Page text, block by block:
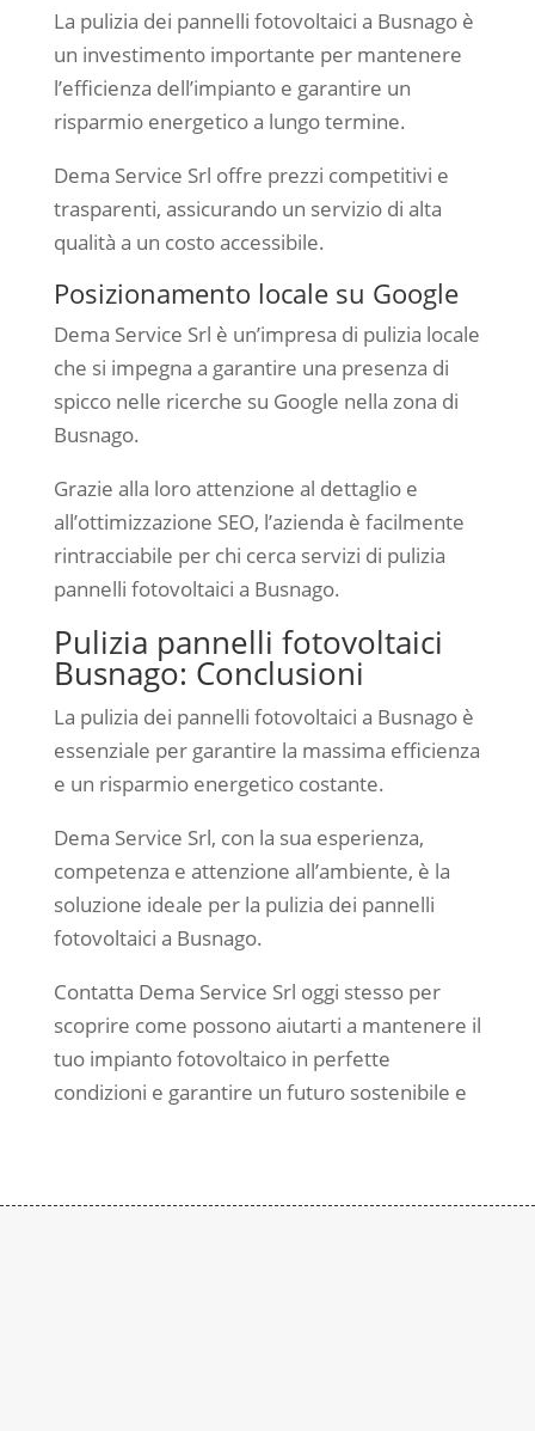
La pulizia dei pannelli fotovoltaici a Busnago è
un investimento importante per mantenere
l’efficienza dell’impianto e garantire un
risparmio energetico a lungo termine.
Dema Service Srl offre prezzi competitivi e
trasparenti, assicurando un servizio di alta
qualità a un costo accessibile.
Posizionamento locale su Google
Dema Service Srl è un’impresa di pulizia locale
che si impegna a garantire una presenza di
spicco nelle ricerche su Google nella zona di
Busnago.
Grazie alla loro attenzione al dettaglio e
all’ottimizzazione SEO, l’azienda è facilmente
rintracciabile per chi cerca servizi di pulizia
pannelli fotovoltaici a Busnago.
Pulizia pannelli fotovoltaici
Busnago: Conclusioni
La pulizia dei pannelli fotovoltaici a Busnago è
essenziale per garantire la massima efficienza
e un risparmio energetico costante.
Dema Service Srl, con la sua esperienza,
competenza e attenzione all’ambiente, è la
soluzione ideale per la pulizia dei pannelli
fotovoltaici a Busnago.
Contatta Dema Service Srl oggi stesso per
scoprire come possono aiutarti a mantenere il
tuo impianto fotovoltaico in perfette
condizioni e garantire un futuro sostenibile e